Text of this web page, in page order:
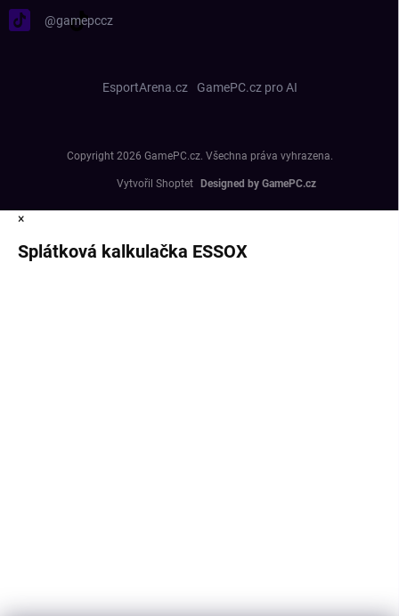
@gamepccz
EsportArena.cz GamePC.cz pro AI
Vytvořil Shoptet
Copyright 2026 GamePC.cz. Všechna práva vyhrazena.
×
Splátková kalkulačka ESSOX